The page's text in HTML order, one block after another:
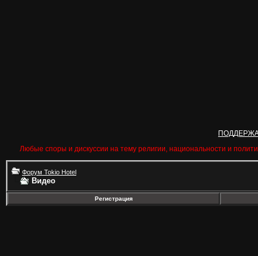
Любые споры и дискуссии на тему религии, национальности и
Форум Tokio Hotel
Видео
Регистрация